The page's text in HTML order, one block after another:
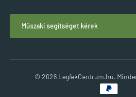
Műszaki segítséget kérek
© 2026 LegfekCentrum.hu.